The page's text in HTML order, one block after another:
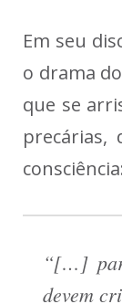
Em seu
o drama
que se
precárias,
consciência:
“[…]
devem